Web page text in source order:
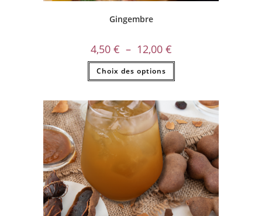
Gingembre
4,50 € – 12,00 €
Choix des options